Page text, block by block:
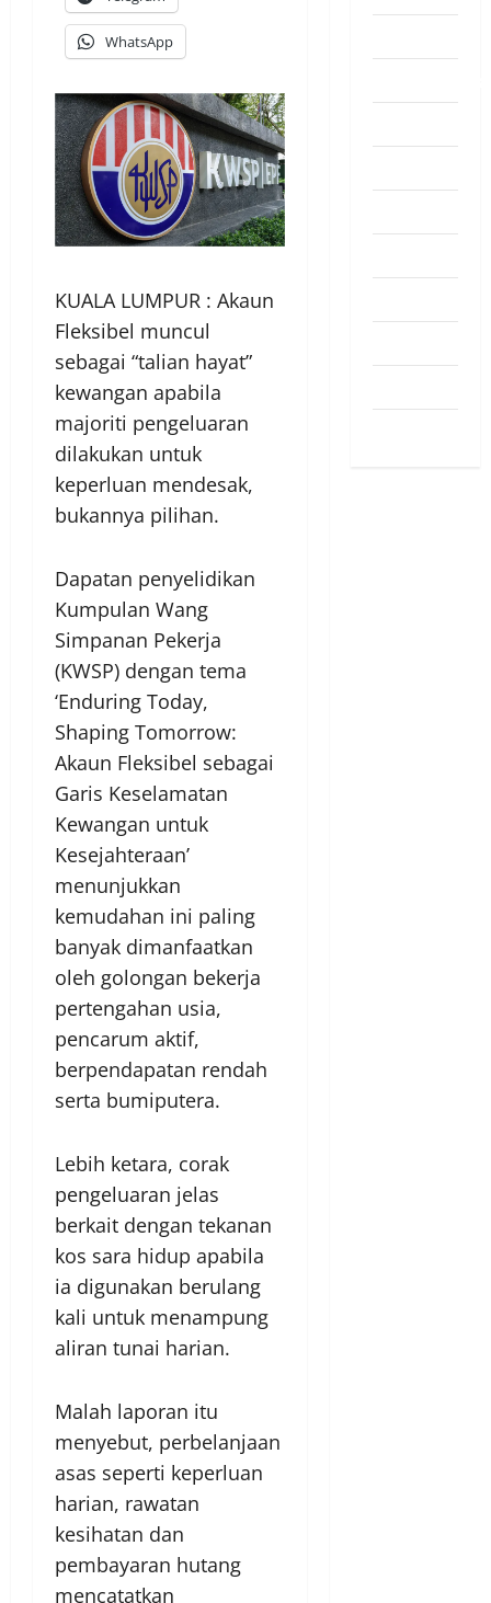
WhatsApp
KUALA LUMPUR : Akaun
Fleksibel muncul
sebagai “talian hayat”
kewangan apabila
majoriti pengeluaran
dilakukan untuk
keperluan mendesak,
bukannya pilihan.
Dapatan penyelidikan
Kumpulan Wang
Simpanan Pekerja
(KWSP) dengan tema
‘Enduring Today,
Shaping Tomorrow:
Akaun Fleksibel sebagai
Garis Keselamatan
Kewangan untuk
Kesejahteraan’
menunjukkan
kemudahan ini paling
banyak dimanfaatkan
oleh golongan bekerja
pertengahan usia,
pencarum aktif,
berpendapatan rendah
serta bumiputera.
Lebih ketara, corak
pengeluaran jelas
berkait dengan tekanan
kos sara hidup apabila
ia digunakan berulang
kali untuk menampung
aliran tunai harian.
Malah laporan itu
menyebut, perbelanjaan
asas seperti keperluan
harian, rawatan
kesihatan dan
pembayaran hutang
mencatatkan